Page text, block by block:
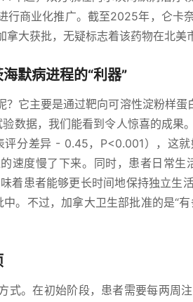
行商业化推广。截至2025年，仑卡
大获批，无疑标志着该药物在北美
默病进程的“利器”
？它主要是通过靶向可溶性淀粉样
数据，我们能看到令人惊喜的成果
评分差异 - 0.45，P<0.001），这
速度慢了下来。同时，患者日常
着患者能够更长时间地保持独立生
。不过，加拿大卫生部批准的是“
式。在初始阶段，患者需要每两周